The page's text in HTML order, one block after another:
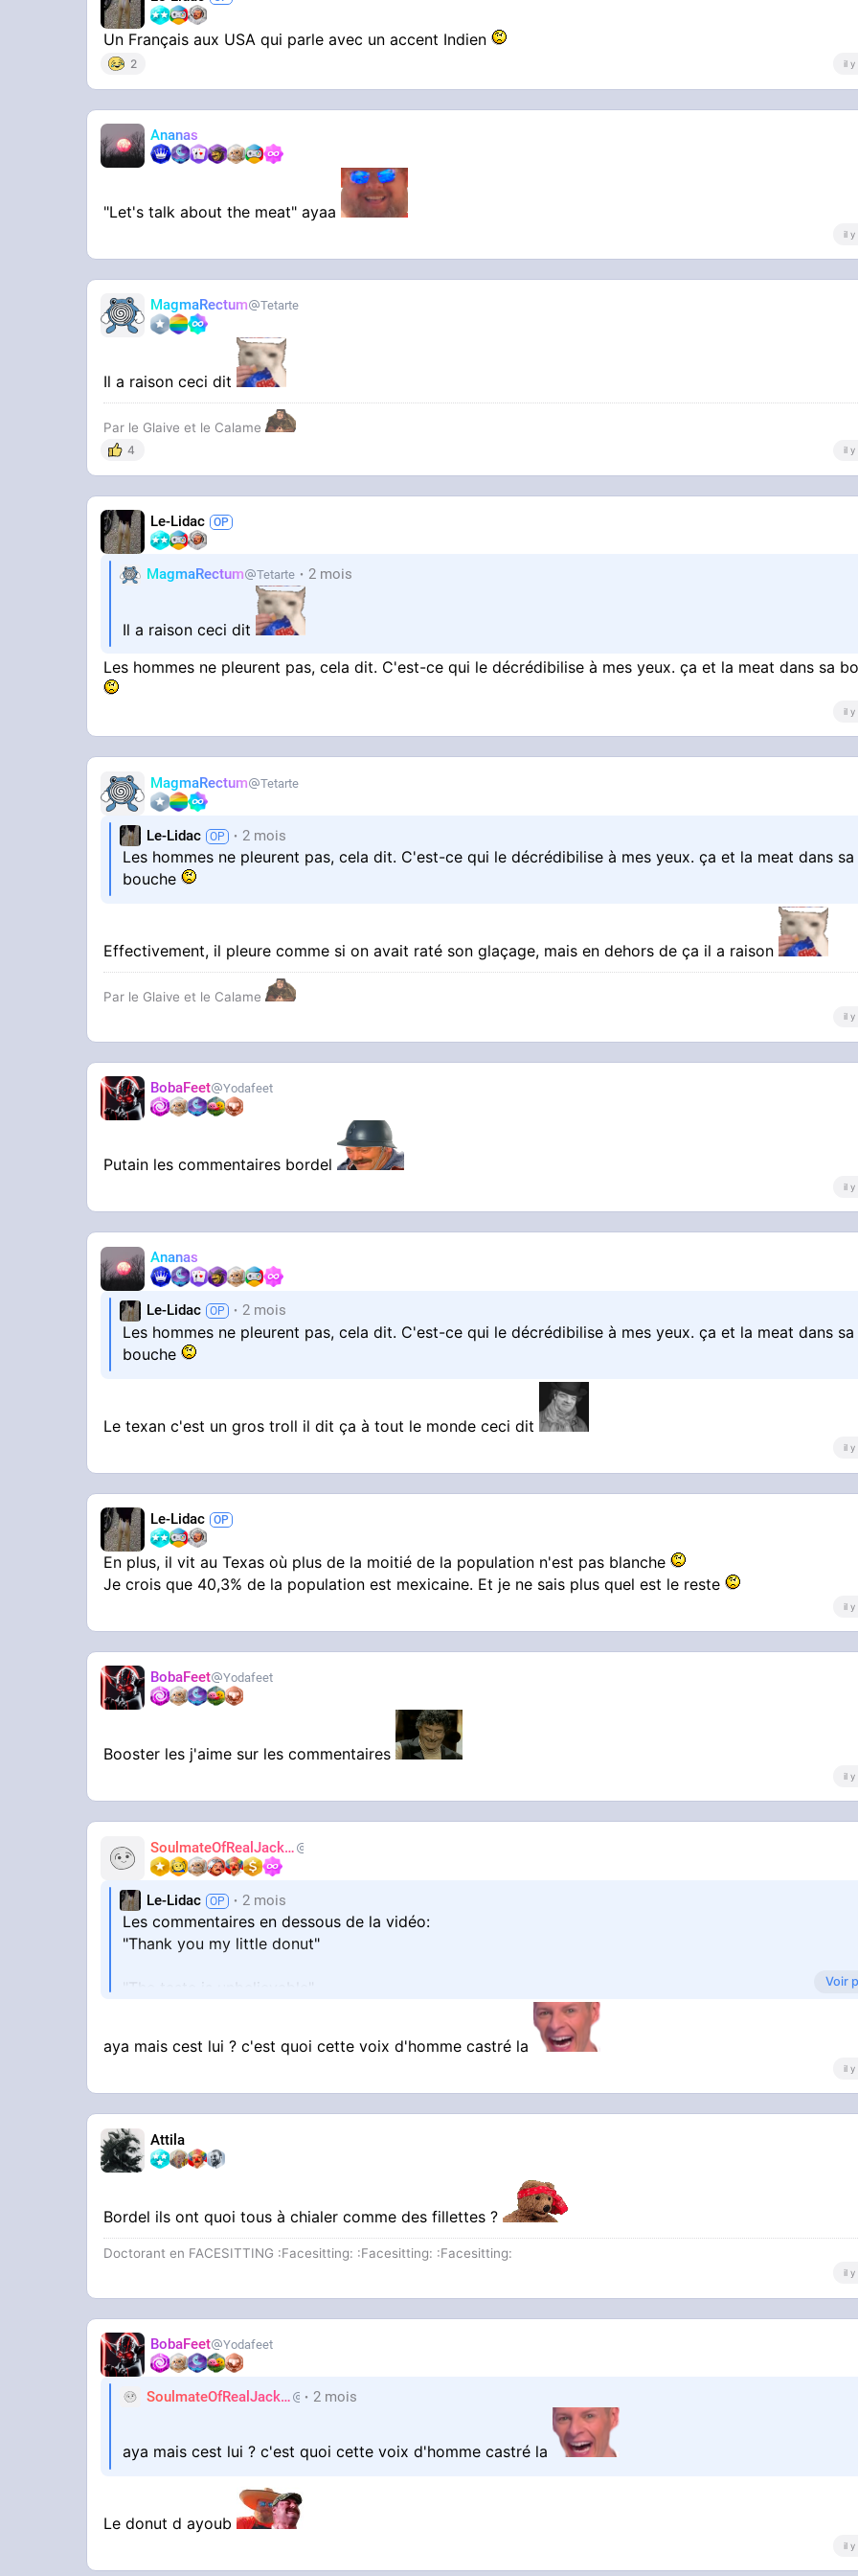
Un Français aux USA qui parle avec un accent Indien
2 il y
Ananas
"Let's talk about the meat" ayaa
il y
MagmaRectum Tetarte
Il a raison ceci dit
Par le Glaive et le Calame
4 il y
Le-Lidac
MagmaRectum Tetarte 2 mois
Il a raison ceci dit
Les hommes ne pleurent pas, cela dit. C'est-ce qui le décrédibilise à mes yeux. ça et la meat dans sa
il y
MagmaRectum Tetarte
Le-Lidac 2 mois
Les hommes ne pleurent pas, cela dit. C'est-ce qui le décrédibilise à mes yeux. ça et la meat dans sa
bouche
Effectivement, il pleure comme si on avait raté son glaçage, mais en dehors de ça il a raison
Par le Glaive et le Calame
il y
BobaFeet Yodafeet
Putain les commentaires bordel
il y
Ananas
Le-Lidac 2 mois
Les hommes ne pleurent pas, cela dit. C'est-ce qui le décrédibilise à mes yeux. ça et la meat dans sa
bouche
Le texan c'est un gros troll il dit ça à tout le monde ceci dit
il y
Le-Lidac
En plus, il vit au Texas où plus de la moitié de la population n'est pas blanche
Je crois que 40,3% de la population est mexicaine. Et je ne sais plus quel est le reste
il y
BobaFeet Yodafeet
Booster les j'aime sur les commentaires
il y
SoulmateOfRealJackie
Le-Lidac 2 mois
Les commentaires en dessous de la vidéo:
"Thank you my little donut"
YOUTUBE
Vidéo YouTube
Voir
aya mais cest lui ? c'est quoi cette voix d'homme castré la
il y
Attila
Bordel ils ont quoi tous à chialer comme des fillettes ?
Doctorant en FACESITTING :Facesitting: :Facesitting: :Facesitting:
il y
BobaFeet Yodafeet
SoulmateOfRealJackie AdiosJVC
2 mois
aya mais cest lui ? c'est quoi cette voix d'homme castré la
Le donut d ayoub
il y